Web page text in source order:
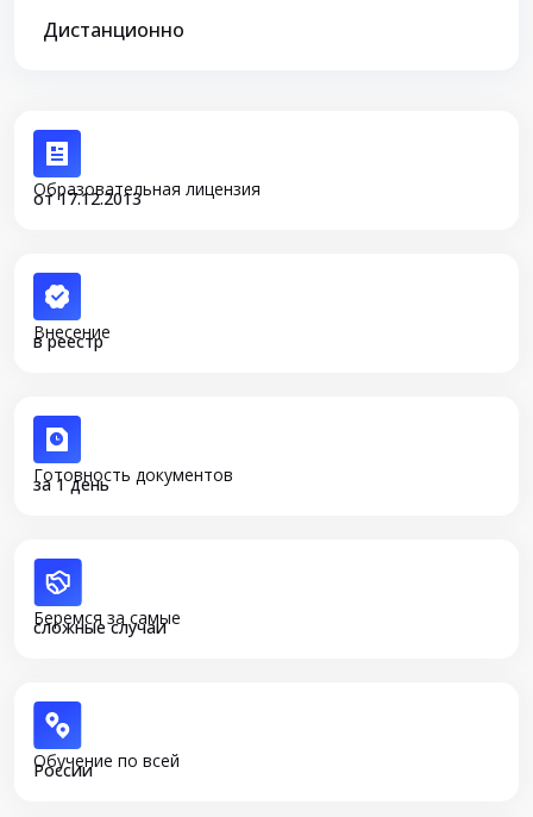
Дистанционно
Образовательная лицензия
от 17.12.2013
Внесение
в реестр
Готовность документов
за 1 день
Беремся за самые
сложные случаи
Обучение по всей
России